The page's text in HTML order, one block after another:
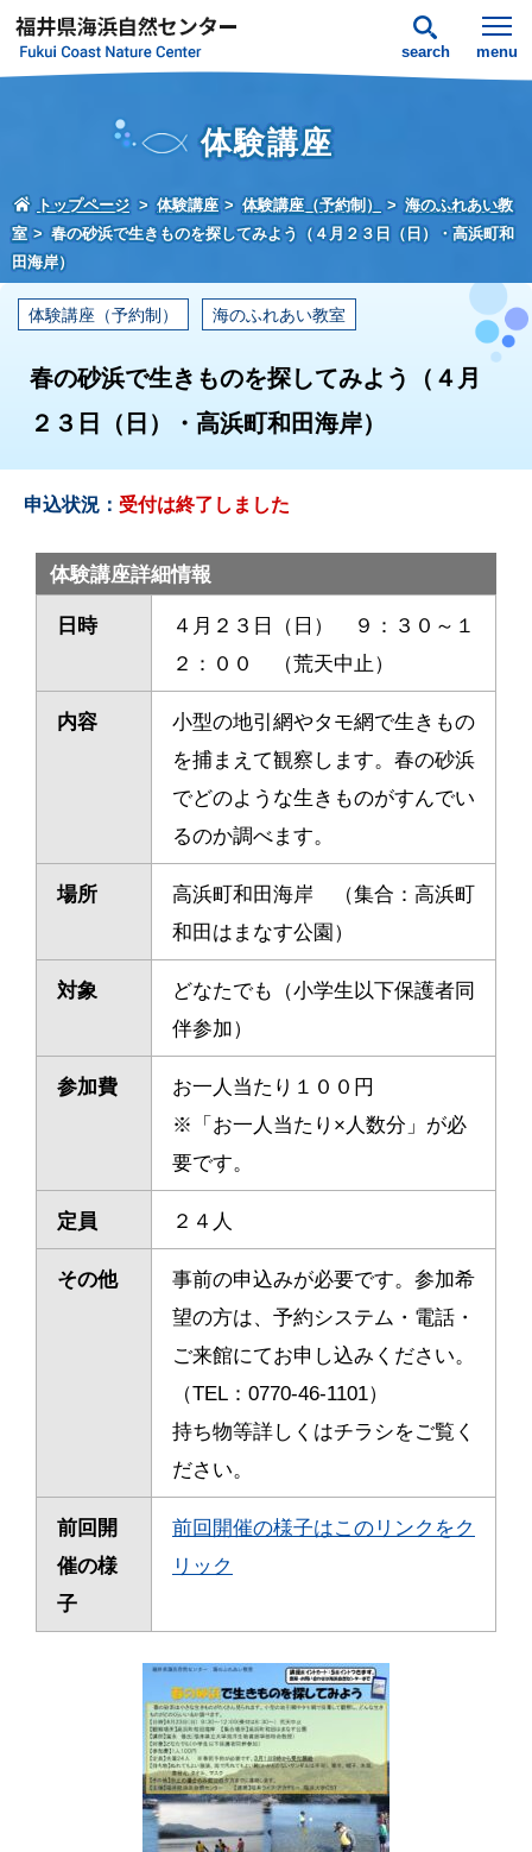
search menu
体験講座
トップページ 体験講座 体験講座（予約制）
海のふれあい教
室
春の砂浜で生きものを探してみよう（４月２３日（日）・高浜町和
田海岸）
体験講座（予約制） 海のふれあい教室
春の砂浜で生きものを探してみよう（４月
２３日（日）・高浜町和田海岸）
申込状況： 受付は終了しました
体験講座詳細情報
日時
４月２３日（日） ９：３０～１
２：００ （荒天中止）
内容
小型の地引網やタモ網で生きもの
を捕まえて観察します。春の砂浜
でどのような生きものがすんでい
るのか調べます。
場所
高浜町和田海岸 （集合：高浜町
和田はまなす公園）
対象
どなたでも（小学生以下保護者同
伴参加）
参加費
お一人当たり１００円
※「お一人当たり×人数分」が必
要です。
定員 ２４人
その他 事前の申込みが必要です。 参加希
望の方は、予約システム・電話・
ご来館にてお申し込みください。
（TEL：0770-46-1101）
持ち物等詳しくはチラシをご覧く
ださい。
前回開
催の様
子
前回開催の様子はこのリンクをク
リック